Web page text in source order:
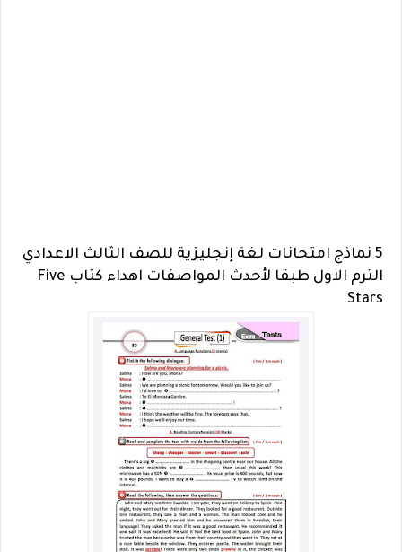
5 نماذج امتحانات لغة إنجليزية للصف الثالث الاعدادي
الترم الاول طبقا لأحدث المواصفات اهداء كتاب Five
Stars